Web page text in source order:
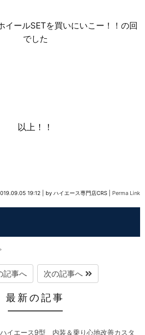
イールSETを買いにいこー！！の回
でした
以上！！
19:12 by ハイエース専門店CRS Perma Link
記事へ 次の記事へ
最新の記事
イエース9型 内装＆乗り心地改善カスタ